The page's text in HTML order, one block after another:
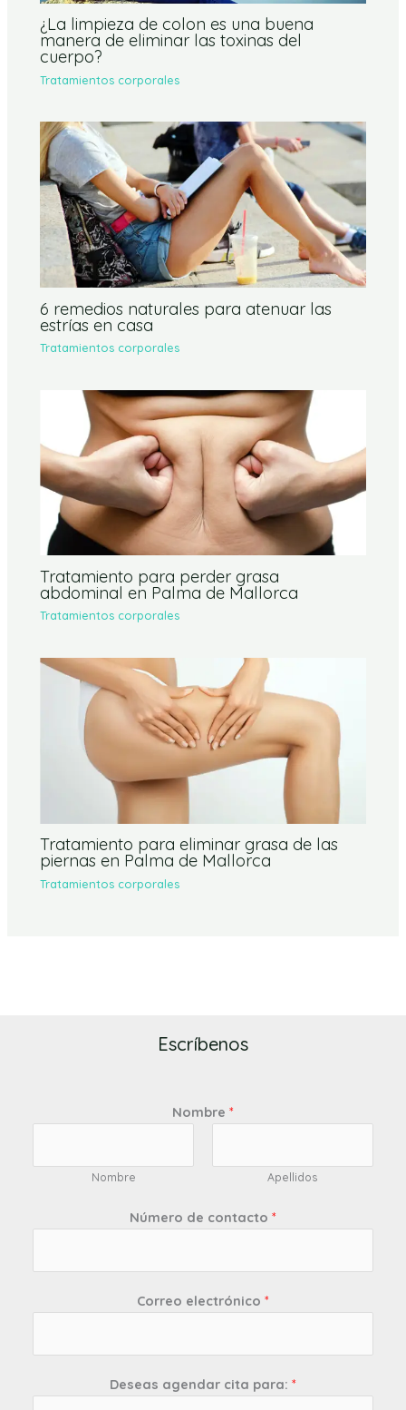
¿La limpieza de colon es una buena
manera de eliminar las toxinas del
cuerpo?
Tratamientos corporales
6 remedios naturales para atenuar las
estrías en casa
Tratamientos corporales
Tratamiento para perder grasa
abdominal en Palma de Mallorca
Tratamientos corporales
Tratamiento para eliminar grasa de las
piernas en Palma de Mallorca
Tratamientos corporales
Escríbenos
Nombre *
Nombre Apellidos
Número de contacto *
Correo electrónico *
Deseas agendar cita para: *